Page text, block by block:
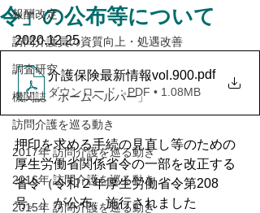
報酬改定
訪問介護員の資質向上・処遇改善
調査研究
機関誌「ホームヘルパー」
訪問介護を巡る動き
2017年 訪問介護を巡る動き
2016年 訪問介護を巡る動き
2015年 訪問介護を巡る動き
令」の公布等について
2020.12.25
介護保険最新情報vol.900.pdf
ダウンロード：PDF • 1.08MB
押印を求める手続の見直し等のための
厚生労働省関係省令の一部を改正する
省令（令和２年厚生労働省令第208
号。）が公布、施行されました